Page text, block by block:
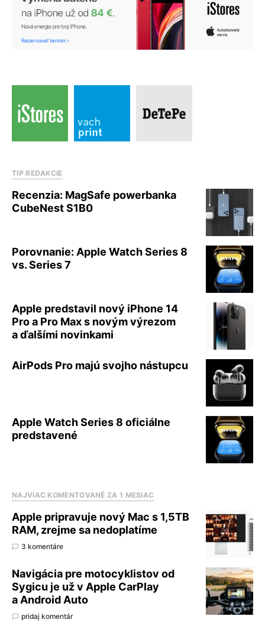
TIP REDAKCIE
Recenzia: MagSafe powerbanka
CubeNest S1B0
Porovnanie: Apple Watch Series 8
vs. Series 7
Apple predstavil nový iPhone 14
Pro a Pro Max s novým výrezom
a ďalšími novinkami
AirPods Pro majú svojho nástupcu
Apple Watch Series 8 oficiálne
predstavené
NAJVIAC KOMENTOVANÉ ZA 1 MESIAC
Apple pripravuje nový Mac s 1,5TB
RAM, zrejme sa nedoplatíme
3 komentáre
Navigácia pre motocyklistov od
Sygicu je už v Apple CarPlay
a Android Auto
pridaj komentár